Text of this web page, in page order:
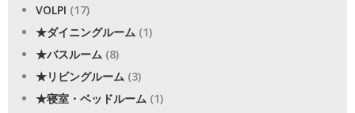
VOLPI (17)
★ダイニングルーム (1)
★バスルーム (8)
★リビングルーム (3)
★寝室・ベッドルーム (1)